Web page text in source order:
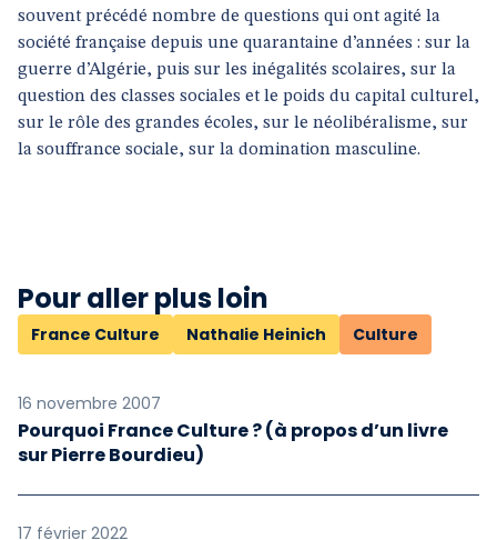
souvent précédé nombre de questions qui ont agité la
société française depuis une quarantaine d’années : sur la
guerre d’Algérie, puis sur les inégalités scolaires, sur la
question des classes sociales et le poids du capital culturel,
sur le rôle des grandes écoles, sur le néolibéralisme, sur
la souffrance sociale, sur la domination masculine.
Pour aller plus loin
France Culture Nathalie Heinich Culture
16 novembre 2007
Pourquoi France Culture ? (à propos d’un livre
sur Pierre Bourdieu)
17 février 2022